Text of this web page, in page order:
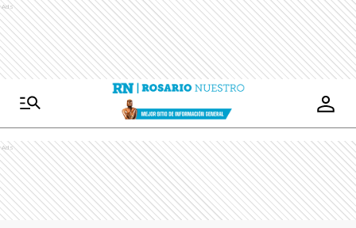
Ads
Ads